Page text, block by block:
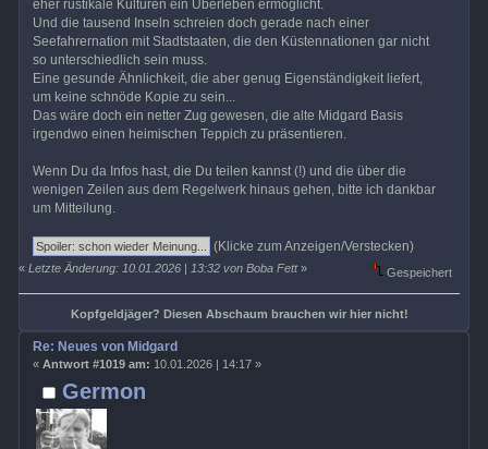
eher rustikale Kulturen ein Überleben ermöglicht.
Und die tausend Inseln schreien doch gerade nach einer
Seefahrernation mit Stadtstaaten, die den Küstennationen gar nicht
so unterschiedlich sein muss.
Eine gesunde Ähnlichkeit, die aber genug Eigenständigkeit liefert,
um keine schnöde Kopie zu sein...
Das wäre doch ein netter Zug gewesen, die alte Midgard Basis
irgendwo einen heimischen Teppich zu präsentieren.
Wenn Du da Infos hast, die Du teilen kannst (!) und die über die
wenigen Zeilen aus dem Regelwerk hinaus gehen, bitte ich dankbar
um Mitteilung.
(Klicke zum Anzeigen/Verstecken)
«Letzte Änderung: 10.01.2026 | 13:32 von Boba Fett» Gespeichert
Kopfgeldjäger? Diesen Abschaum brauchen wir hier nicht!
Germon
Re: Neues von Midgard
« Antwort #1019 am: 10.01.2026 | 14:17 »